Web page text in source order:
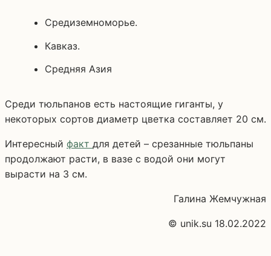
Средиземноморье.
Кавказ.
Средняя Азия
Среди тюльпанов есть настоящие гиганты, у
некоторых сортов диаметр цветка составляет 20 см.
Интересный факт для детей – срезанные тюльпаны
продолжают расти, в вазе с водой они могут
вырасти на 3 см.
Галина Жемчужная
© unik.su 18.02.2022